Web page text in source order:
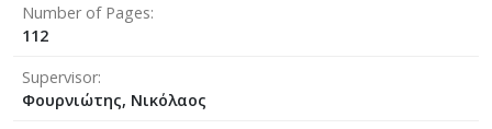
Number of Pages
112
Supervisor
Φουρνιώτης, Νικόλαος